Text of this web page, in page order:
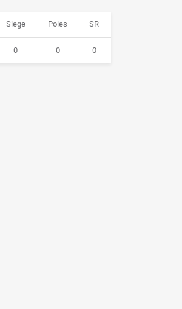
Siege Poles SR
0 0 0